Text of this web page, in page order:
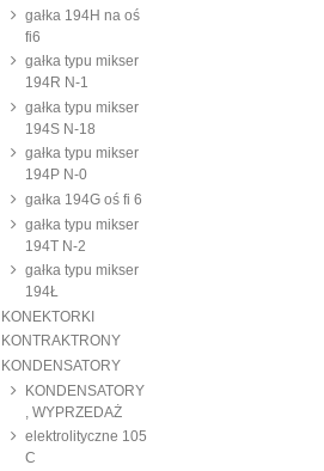
gałka 194H na oś
fi6
gałka typu mikser
194R N-1
gałka typu mikser
194S N-18
gałka typu mikser
194P N-0
gałka 194G oś fi 6
gałka typu mikser
194T N-2
gałka typu mikser
194Ł
KONEKTORKI
KONTRAKTRONY
KONDENSATORY
KONDENSATORY
, WYPRZEDAŻ
elektrolityczne 105
C